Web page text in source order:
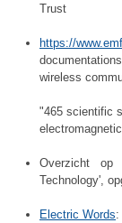
Trust
https://
wireless
"465 scientific
Overzicht
Technology',
Electric Words: